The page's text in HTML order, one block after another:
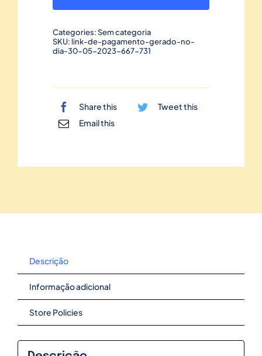
no
dia
quantidade
Categories:Sem categoria
SKU: link-de-pagamento-gerado-no-
dia-30-05-2023-667-731
Share this
Tweet this
Email this
Descrição
Informação adicional
Store Policies